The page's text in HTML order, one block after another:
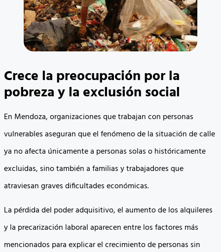
Crece la preocupación por la
pobreza y la exclusión social
En Mendoza, organizaciones que trabajan con personas
vulnerables aseguran que el fenómeno de la situación de calle
ya no afecta únicamente a personas solas o históricamente
excluidas, sino también a familias y trabajadores que
atraviesan graves dificultades económicas.
La pérdida del poder adquisitivo, el aumento de los alquileres
y la precarización laboral aparecen entre los factores más
mencionados para explicar el crecimiento de personas sin